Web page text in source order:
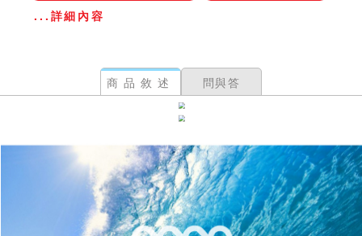
...詳細內容
商品敘述 問與答